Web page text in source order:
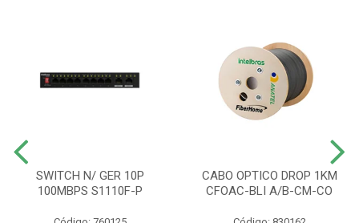
SWITCH N/ GER 10P
100MBPS S1110F-P
CABO OPTICO DROP 1KM
CFOAC-BLI A/B-CM-CO